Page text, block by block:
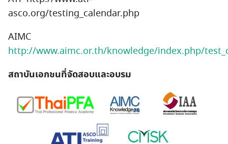
asco.org/testing_calendar.php
AIMC
http://www.aimc.or.th/knowledge/index.php/
สถาบันเอกชนที่จัดสอบและอบรม